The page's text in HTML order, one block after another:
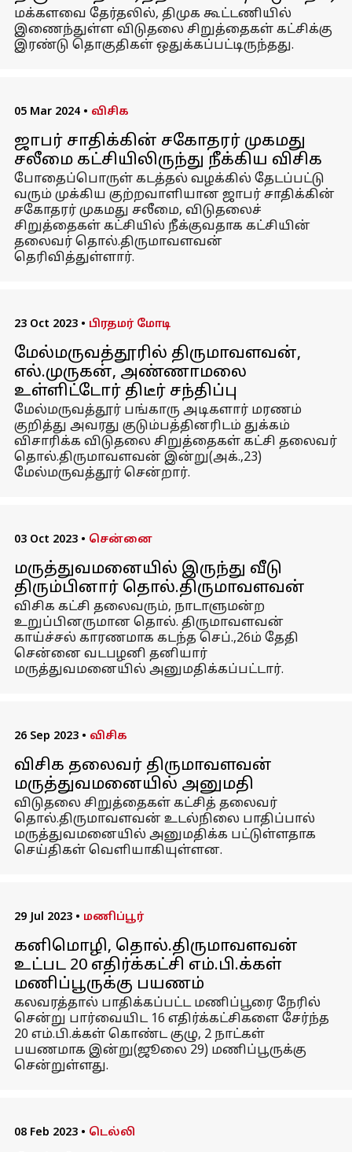
மக்களவை தேர்தலில், திமுக கூட்டணியில்
இணைந்துள்ள விடுதலை சிறுத்தைகள் கட்சிக்கு
இரண்டு தொகுதிகள் ஒதுக்கப்பட்டிருந்தது.
05 Mar 2024 • விசிக
ஜாபர் சாதிக்கின் சகோதரர் முகமது
சலீமை கட்சியிலிருந்து நீக்கிய விசிக
போதைப்பொருள் கடத்தல் வழக்கில் தேடப்பட்டு
வரும் முக்கிய குற்றவாளியான ஜாபர் சாதிக்கின்
சகோதரர் முகமது சலீமை, விடுதலைச்
சிறுத்தைகள் கட்சியில் நீக்குவதாக கட்சியின்
தலைவர் தொல்.திருமாவளவன்
தெரிவித்துள்ளார்.
23 Oct 2023 • பிரதமர் மோடி
மேல்மருவத்தூரில் திருமாவளவன்,
எல்.முருகன், அண்ணாமலை
உள்ளிட்டோர் திடீர் சந்திப்பு
மேல்மருவத்தூர் பங்காரு அடிகளார் மரணம்
குறித்து அவரது குடும்பத்தினரிடம் துக்கம்
விசாரிக்க விடுதலை சிறுத்தைகள் கட்சி தலைவர்
தொல்.திருமாவளவன் இன்று(அக்.,23)
மேல்மருவத்தூர் சென்றார்.
03 Oct 2023 • சென்னை
மருத்துவமனையில் இருந்து வீடு
திரும்பினார் தொல்.திருமாவளவன்
விசிக கட்சி தலைவரும், நாடாளுமன்ற
உறுப்பினருமான தொல். திருமாவளவன்
காய்ச்சல் காரணமாக கடந்த செப்.,26ம் தேதி
சென்னை வடபழனி தனியார்
மருத்துவமனையில் அனுமதிக்கப்பட்டார்.
26 Sep 2023 • விசிக
விசிக தலைவர் திருமாவளவன்
மருத்துவமனையில் அனுமதி
விடுதலை சிறுத்தைகள் கட்சித் தலைவர்
தொல்.திருமாவளவன் உடல்நிலை பாதிப்பால்
மருத்துவமனையில் அனுமதிக்க பட்டுள்ளதாக
செய்திகள் வெளியாகியுள்ளன.
29 Jul 2023 • மணிப்பூர்
கனிமொழி, தொல்.திருமாவளவன்
உட்பட 20 எதிர்க்கட்சி எம்.பி.க்கள்
மணிப்பூருக்கு பயணம்
கலவரத்தால் பாதிக்கப்பட்ட மணிப்பூரை நேரில்
சென்று பார்வையிட 16 எதிர்க்கட்சிகளை சேர்ந்த
20 எம்.பி.க்கள் கொண்ட குழு, 2 நாட்கள்
பயணமாக இன்று(ஜூலை 29) மணிப்பூருக்கு
சென்றுள்ளது.
08 Feb 2023 • டெல்லி